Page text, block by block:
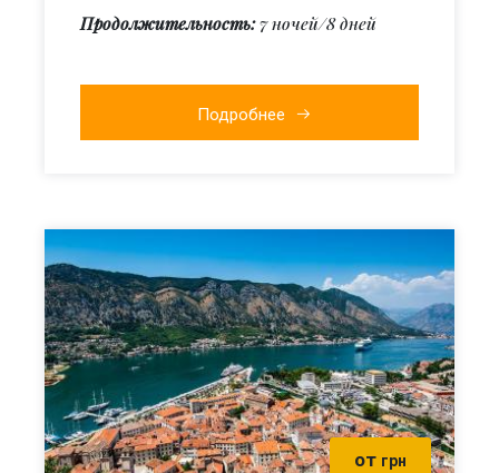
Продолжительность:7 ночей/8 дней
Подробнее
от грн